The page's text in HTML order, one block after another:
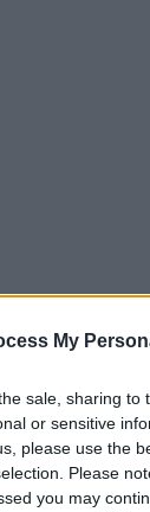
My
sale, sharing to
or sensitive
please use the
Please
you may